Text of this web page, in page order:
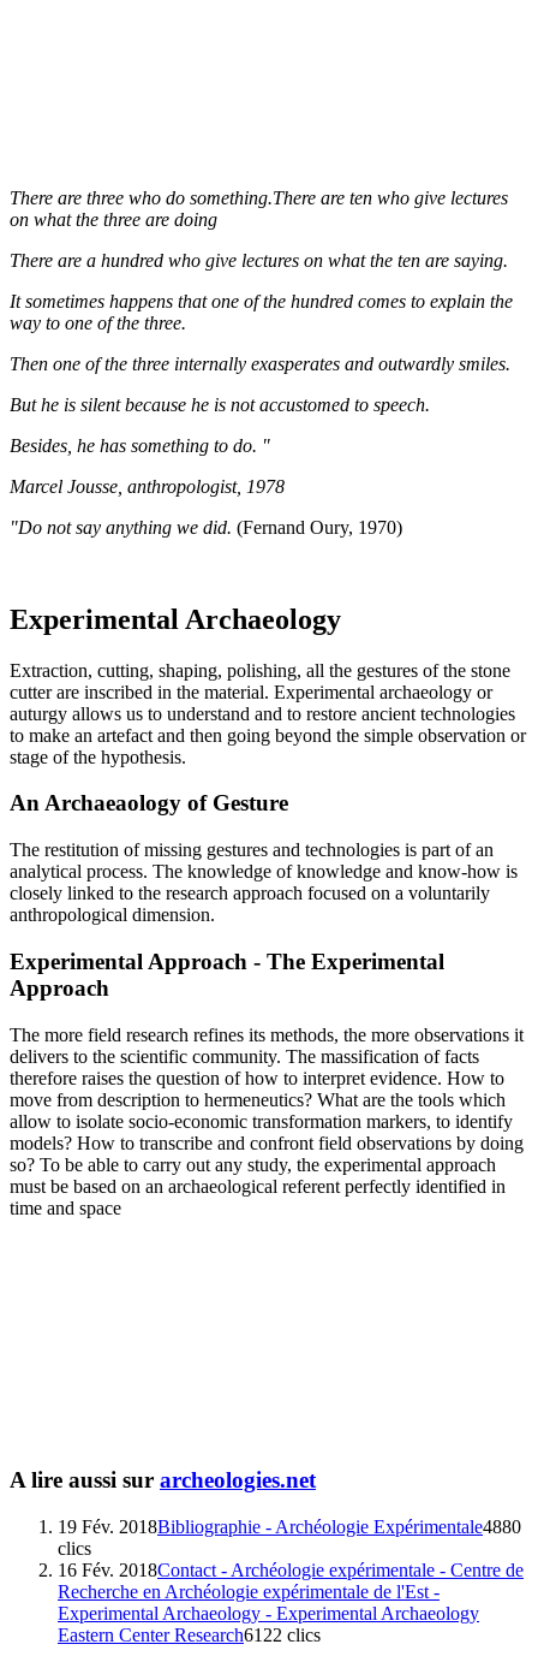
There are three who do something.There are ten who give lectures
on what the three are doing
There are a hundred who give lectures on what the ten are saying.
It sometimes happens that one of the hundred comes to explain the
way to one of the three.
Then one of the three internally exasperates and outwardly smiles.
But he is silent because he is not accustomed to speech.
Besides, he has something to do. "
Marcel Jousse, anthropologist, 1978
"Do not say anything we did. (Fernand Oury, 1970)
Experimental Archaeology
Extraction, cutting, shaping, polishing, all the gestures of the stone
cutter are inscribed in the material. Experimental archaeology or
auturgy allows us to understand and to restore ancient technologies
to make an artefact and then going beyond the simple observation or
stage of the hypothesis.
An Archaeaology of Gesture
The restitution of missing gestures and technologies is part of an
analytical process. The knowledge of knowledge and know-how is
closely linked to the research approach focused on a voluntarily
anthropological dimension.
Experimental Approach - The Experimental
Approach
The more field research refines its methods, the more observations it
delivers to the scientific community. The massification of facts
therefore raises the question of how to interpret evidence. How to
move from description to hermeneutics? What are the tools which
allow to isolate socio-economic transformation markers, to identify
models? How to transcribe and confront field observations by doing
so? To be able to carry out any study, the experimental approach
must be based on an archaeological referent perfectly identified in
time and space
A lire aussi sur archeologies.net
19 Fév. 2018Bibliographie - Archéologie Expérimentale4880
clics
16 Fév. 2018Contact - Archéologie expérimentale - Centre de
Recherche en Archéologie expérimentale de l'Est -
Experimental Archaeology - Experimental Archaeology
Eastern Center Research6122 clics